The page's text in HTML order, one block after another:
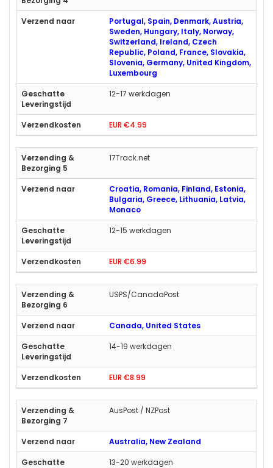
Portugal, Spain, Denmark, Austria,
Sweden, Hungary, Italy, Norway,
Switzerland, Ireland, Czech
Republic, Poland, France, Slovakia,
Slovenia, Germany, United Kingdom,
Luxembourg
12-17 werkdagen
EUR €4.99
17Track.net
Croatia, Romania, Finland, Estonia,
Bulgaria, Greece, Lithuania, Latvia,
Monaco
12-15 werkdagen
EUR €6.99
USPS/CanadaPost
Canada, United States
14-19 werkdagen
EUR €8.99
AusPost / NZPost
Australia, New Zealand
13-20 werkdagen